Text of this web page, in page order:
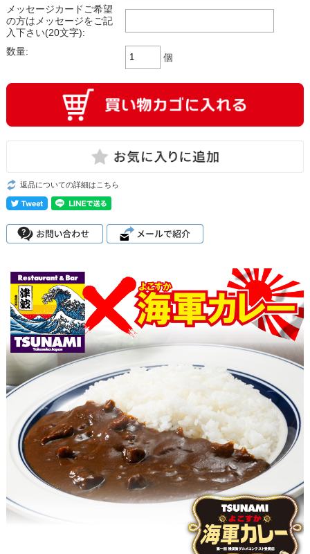
メッセージカードご希望
の方はメッセージをご記
入下さい(20文字):
数量:
個
返品についての詳細はこちら